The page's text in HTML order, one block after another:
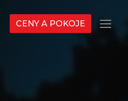
Menu
CENY A POKOJE